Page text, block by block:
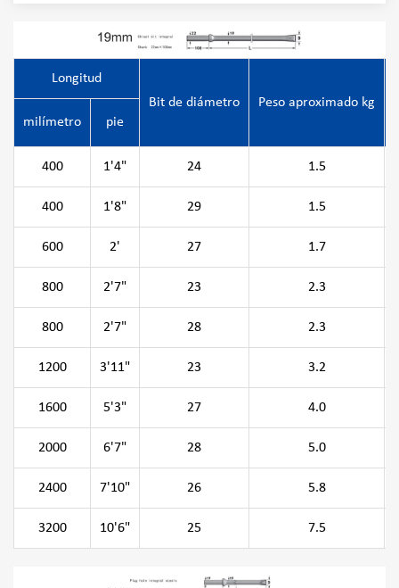
Longitud
Bit de diámetro
Peso aproximado kg
milímetro
pie
400 1'4" 24 1.5
400 1'8" 29 1.5
600 2' 27 1.7
800 2'7" 23 2.3
800 2'7" 28 2.3
1200 3'11" 23 3.2
1600 5'3" 27 4.0
2000 6'7" 28 5.0
2400 7'10" 26 5.8
3200 10'6" 25 7.5